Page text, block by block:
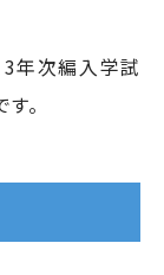
3年次編入学試
。